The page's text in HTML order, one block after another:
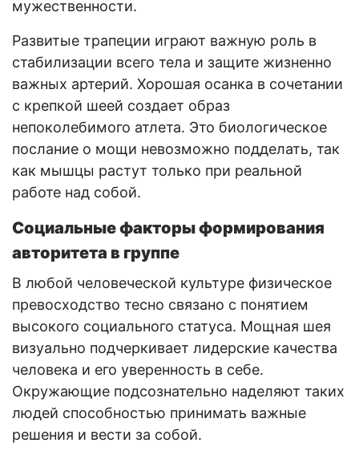
мужественности.
Развитые трапеции играют важную роль в
стабилизации всего тела и защите жизненно
важных артерий. Хорошая осанка в сочетании
с крепкой шеей создает образ
непоколебимого атлета. Это биологическое
послание о мощи невозможно подделать, так
как мышцы растут только при реальной
работе над собой.
Социальные факторы формирования
авторитета в группе
В любой человеческой культуре физическое
превосходство тесно связано с понятием
высокого социального статуса. Мощная шея
визуально подчеркивает лидерские качества
человека и его уверенность в себе.
Окружающие подсознательно наделяют таких
людей способностью принимать важные
решения и вести за собой.